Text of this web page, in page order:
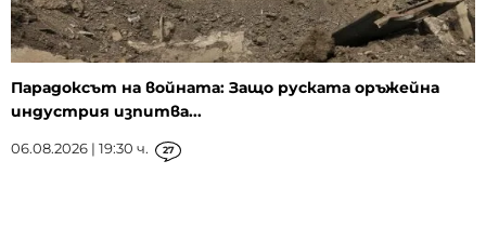
Парадоксът на войната: Защо руската оръжейна
индустрия изпитва...
06.08.2026 | 19:30 ч. 27